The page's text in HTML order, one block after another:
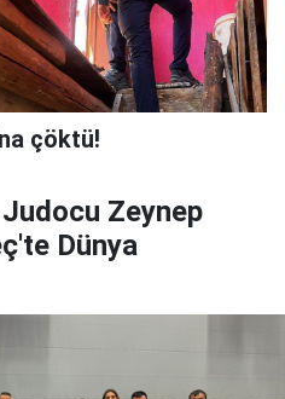
çöktü!
Zeynep
Dünya